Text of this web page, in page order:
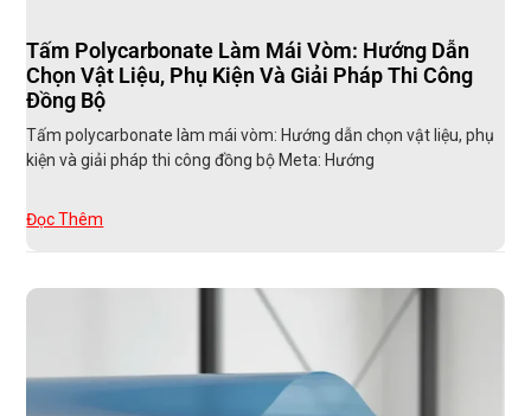
Tấm Polycarbonate Làm Mái Vòm: Hướng Dẫn
Chọn Vật Liệu, Phụ Kiện Và Giải Pháp Thi Công
Đồng Bộ
Tấm polycarbonate làm mái vòm: Hướng dẫn chọn vật liệu, phụ
kiện và giải pháp thi công đồng bộ Meta: Hướng
Đọc Thêm